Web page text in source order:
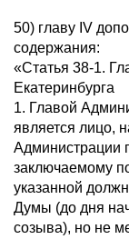
50) главу IV
содержания:
«Статья 38-1.
Екатеринбурга
1. Главой
является лицо,
Администрации
заключаемому
указанной
Думы (до дня
созыва), но не